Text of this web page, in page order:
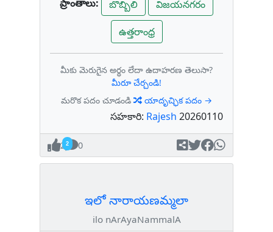
ప్రాంతాలు: బొబ్బిలి విజయనగరం
ఉత్తరాంధ్ర
మీకు మెరుగైన అర్థం లేదా ఉదాహరణ తెలుసా?
మీరూ చేర్చండి!
మరొక పదం చూడండి
యాదృచ్ఛిక పదం →
సహకారి: Rajesh 20260110
2 0
ఇలో నారాయణమ్మలా
ilo nArAyaNammalA